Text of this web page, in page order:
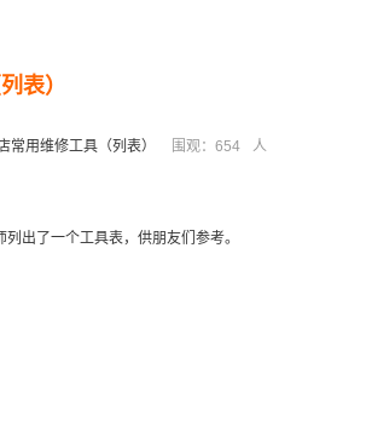
表）
常用维修工具（列表） 围观： 654 人
出了一个工具表，供朋友们参考。